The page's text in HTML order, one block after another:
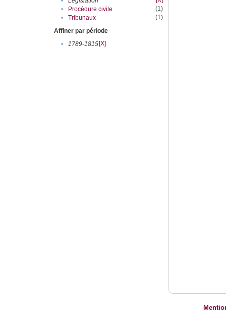
•
Procédure civile
(1)
•
Tribunaux
(1)
Affiner par période
•
1789-1815[X]